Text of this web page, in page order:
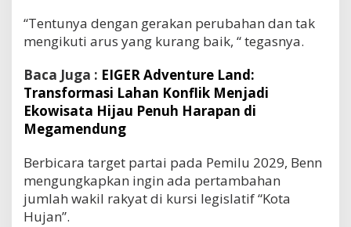
“Tentunya dengan gerakan perubahan dan tak
mengikuti arus yang kurang baik, “ tegasnya.
Baca Juga : EIGER Adventure Land:
Transformasi Lahan Konflik Menjadi
Ekowisata Hijau Penuh Harapan di
Megamendung
Berbicara target partai pada Pemilu 2029, Benn
mengungkapkan ingin ada pertambahan
jumlah wakil rakyat di kursi legislatif “Kota
Hujan”.